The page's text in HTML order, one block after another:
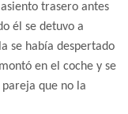
trasero antes
él se detuvo a
se había despertado
en el coche y se
que no la